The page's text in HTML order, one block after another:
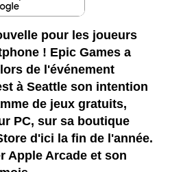
pour les joueurs
! Epic Games a
de l'événement
à Seattle son intention
de jeux gratuits,
PC, sur sa boutique
d'ici la fin de l'année.
Apple Arcade et son